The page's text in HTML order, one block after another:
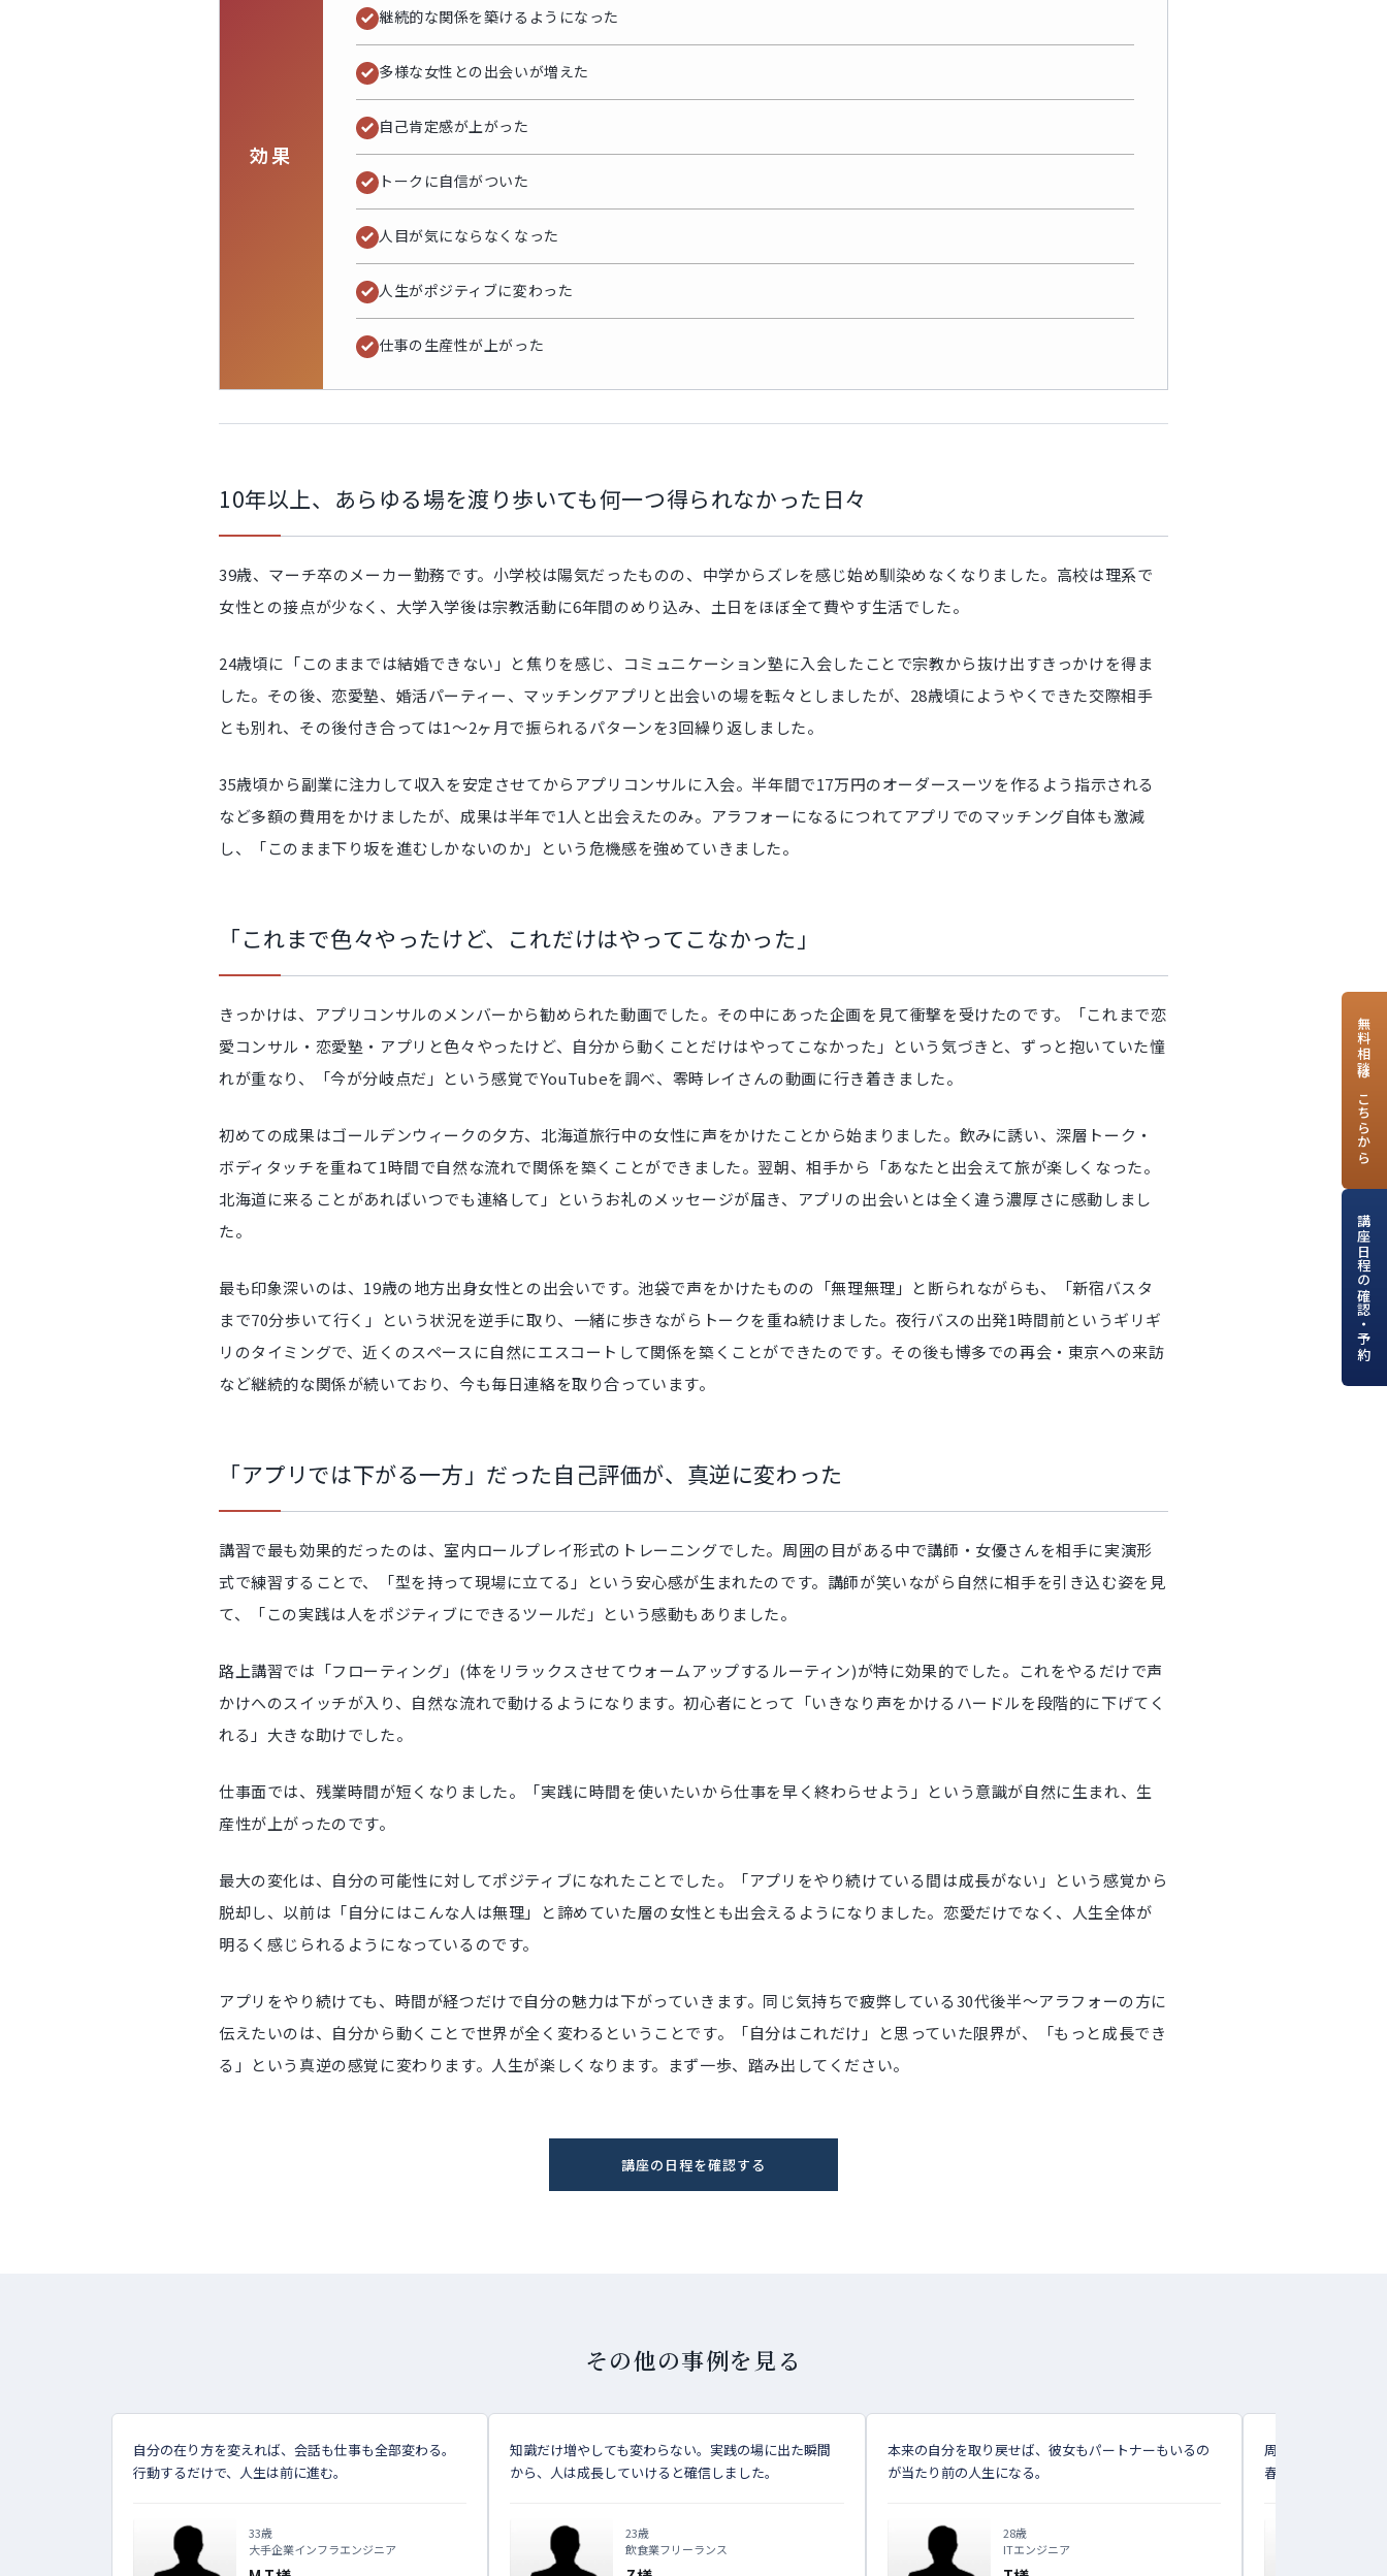
無料相談はこちらから
講座日程の確認・予約
効果
継続的な関係を築けるようになった
多様な女性との出会いが増えた
自己肯定感が上がった
トークに自信がついた
人目が気にならなくなった
人生がポジティブに変わった
仕事の生産性が上がった
10年以上、あらゆる場を渡り歩いても何一つ得られなかった日々
39歳、マーチ卒のメーカー勤務です。小学校は陽気だったものの、中学からズレを感じ始め馴染めなくなりました。高校は理系で
女性との接点が少なく、大学入学後は宗教活動に6年間のめり込み、土日をほぼ全て費やす生活でした。
24歳頃に「このままでは結婚できない」と焦りを感じ、コミュニケーション塾に入会したことで宗教から抜け出すきっかけを得ま
した。その後、恋愛塾、婚活パーティー、マッチングアプリと出会いの場を転々としましたが、28歳頃にようやくできた交際相手
とも別れ、その後付き合っては1〜2ヶ月で振られるパターンを3回繰り返しました。
35歳頃から副業に注力して収入を安定させてからアプリコンサルに入会。半年間で17万円のオーダースーツを作るよう指示される
など多額の費用をかけましたが、成果は半年で1人と出会えたのみ。アラフォーになるにつれてアプリでのマッチング自体も激減
し、「このまま下り坂を進むしかないのか」という危機感を強めていきました。
「これまで色々やったけど、これだけはやってこなかった」
きっかけは、アプリコンサルのメンバーから勧められた動画でした。その中にあった企画を見て衝撃を受けたのです。「これまで恋
愛コンサル・恋愛塾・アプリと色々やったけど、自分から動くことだけはやってこなかった」という気づきと、ずっと抱いていた憧
れが重なり、「今が分岐点だ」という感覚でYouTubeを調べ、零時レイさんの動画に行き着きました。
初めての成果はゴールデンウィークの夕方、北海道旅行中の女性に声をかけたことから始まりました。飲みに誘い、深層トーク・
ボディタッチを重ねて1時間で自然な流れで関係を築くことができました。翌朝、相手から「あなたと出会えて旅が楽しくなった。
北海道に来ることがあればいつでも連絡して」というお礼のメッセージが届き、アプリの出会いとは全く違う濃厚さに感動しまし
た。
最も印象深いのは、19歳の地方出身女性との出会いです。池袋で声をかけたものの「無理無理」と断られながらも、「新宿バスタ
まで70分歩いて行く」という状況を逆手に取り、一緒に歩きながらトークを重ね続けました。夜行バスの出発1時間前というギリギ
リのタイミングで、近くのスペースに自然にエスコートして関係を築くことができたのです。その後も博多での再会・東京への来訪
など継続的な関係が続いており、今も毎日連絡を取り合っています。
「アプリでは下がる一方」だった自己評価が、真逆に変わった
講習で最も効果的だったのは、室内ロールプレイ形式のトレーニングでした。周囲の目がある中で講師・女優さんを相手に実演形
式で練習することで、「型を持って現場に立てる」という安心感が生まれたのです。講師が笑いながら自然に相手を引き込む姿を見
て、「この実践は人をポジティブにできるツールだ」という感動もありました。
路上講習では「フローティング」(体をリラックスさせてウォームアップするルーティン)が特に効果的でした。これをやるだけで声
かけへのスイッチが入り、自然な流れで動けるようになります。初心者にとって「いきなり声をかけるハードルを段階的に下げてく
れる」大きな助けでした。
仕事面では、残業時間が短くなりました。「実践に時間を使いたいから仕事を早く終わらせよう」という意識が自然に生まれ、生
産性が上がったのです。
最大の変化は、自分の可能性に対してポジティブになれたことでした。「アプリをやり続けている間は成長がない」という感覚から
脱却し、以前は「自分にはこんな人は無理」と諦めていた層の女性とも出会えるようになりました。恋愛だけでなく、人生全体が
明るく感じられるようになっているのです。
アプリをやり続けても、時間が経つだけで自分の魅力は下がっていきます。同じ気持ちで疲弊している30代後半〜アラフォーの方に
伝えたいのは、自分から動くことで世界が全く変わるということです。「自分はこれだけ」と思っていた限界が、「もっと成長でき
る」という真逆の感覚に変わります。人生が楽しくなります。まず一歩、踏み出してください。
講座の日程を確認する
その他の事例を見る
自分の在り方を変えれば、会話も仕事も全部変わる。
行動するだけで、人生は前に進む。
33歳
大手企業インフラエンジニア
知識だけ増やしても変わらない。実践の場に出た瞬間
から、人は成長していけると確信しました。
23歳
飲食業フリーランス
本来の自分を取り戻せば、彼女もパートナーもいるの
が当たり前の人生になる。
28歳
ITエンジニア
周りの反対を振り
春を取り戻せまし